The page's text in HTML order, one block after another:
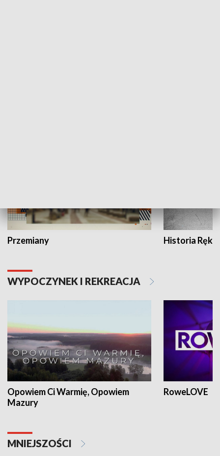
Przemiany Historia Ręką
WYPOCZYNEK I REKREACJA
Opowiem Ci Warmię, Opowiem
Mazury
RoweLOVE
MNIEJSZOŚCI